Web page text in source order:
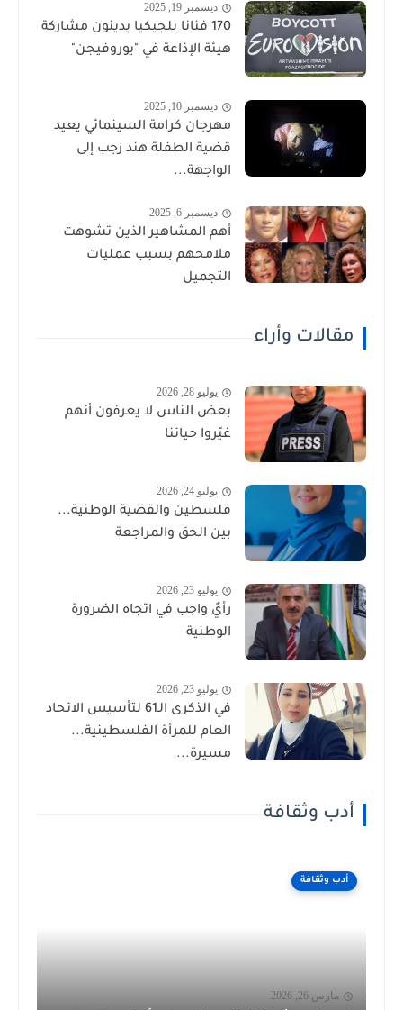
ديسمبر 19, 2025
170 فنانا بلجيكيا يدينون مشاركة
هيئة الإذاعة في "يوروفيجن"
ديسمبر 10, 2025
مهرجان كرامة السينمائي يعيد
قضية الطفلة هند رجب إلى
الواجهة...
ديسمبر 6, 2025
أهم المشاهير الذين تشوهت
ملامحهم بسبب عمليات
التجميل
مقالات وأراء
يوليو 28, 2026
بعض الناس لا يعرفون أنهم
غيّروا حياتنا
يوليو 24, 2026
فلسطين والقضية الوطنية...
بين الحق والمراجعة
يوليو 23, 2026
رأيٌ واجب في اتجاه الضرورة
الوطنية
يوليو 23, 2026
في الذكرى الـ61 لتأسيس الاتحاد
العام للمرأة الفلسطينية...
مسيرة...
أدب وثقافة
أدب وثقافة
مارس 26, 2026